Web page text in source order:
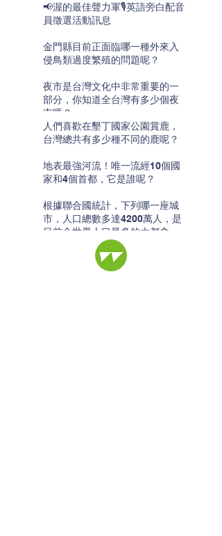
📢渥的最佳聲力軍🎙️英語旁白配音
員徵選活動訊息
金門縣目前正面臨哪一種外來入
侵鳥類過度繁殖的問題呢？
夜市是台灣文化中非常重要的一
部分，你知道全台灣有多少個夜
市嗎？
人們喜歡在墾丁國家公園賞鹿，
台灣總共有多少種不同的鹿呢？
地表最強河流！唯一流經10個國
家和4個首都，它是誰呢？
根據聯合國統計，下列哪一座城
市，人口總數多達4200萬人，是
目前全世界人口最多的大都會